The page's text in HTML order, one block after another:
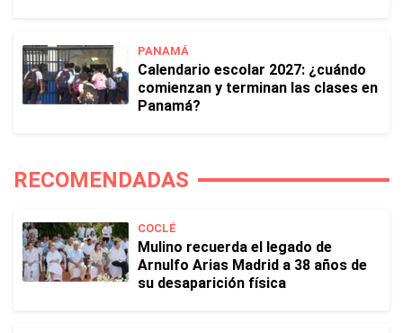
PANAMÁ
Calendario escolar 2027: ¿cuándo
comienzan y terminan las clases en
Panamá?
RECOMENDADAS
COCLÉ
Mulino recuerda el legado de
Arnulfo Arias Madrid a 38 años de
su desaparición física